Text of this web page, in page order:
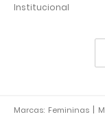
Institucional
Marcas: Femininas